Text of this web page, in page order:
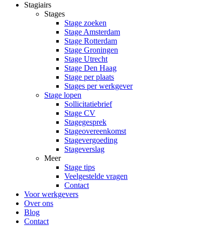
Stagiairs
Stages
Stage zoeken
Stage Amsterdam
Stage Rotterdam
Stage Groningen
Stage Utrecht
Stage Den Haag
Stage per plaats
Stages per werkgever
Stage lopen
Sollicitatiebrief
Stage CV
Stagegesprek
Stageovereenkomst
Stagevergoeding
Stageverslag
Meer
Stage tips
Veelgestelde vragen
Contact
Voor werkgevers
Over ons
Blog
Contact